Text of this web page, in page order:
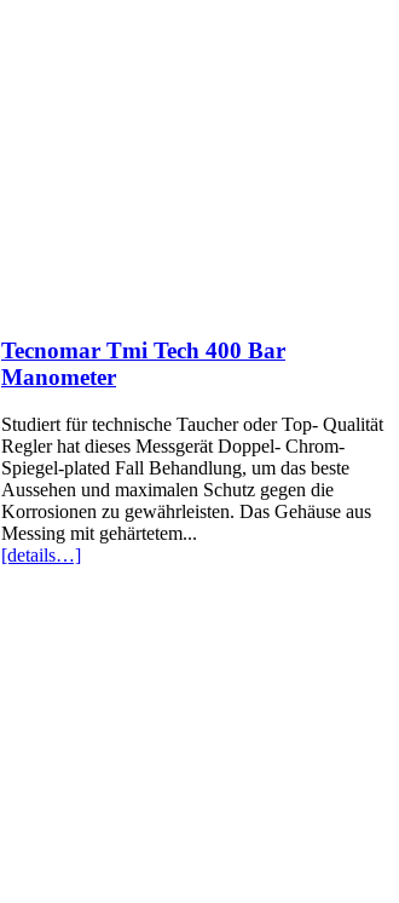
Tecnomar Tmi Tech 400 Bar
Manometer
Studiert für technische Taucher oder Top- Qualität
Regler hat dieses Messgerät Doppel- Chrom-
Spiegel-plated Fall Behandlung, um das beste
Aussehen und maximalen Schutz gegen die
Korrosionen zu gewährleisten. Das Gehäuse aus
Messing mit gehärtetem...
[details…]